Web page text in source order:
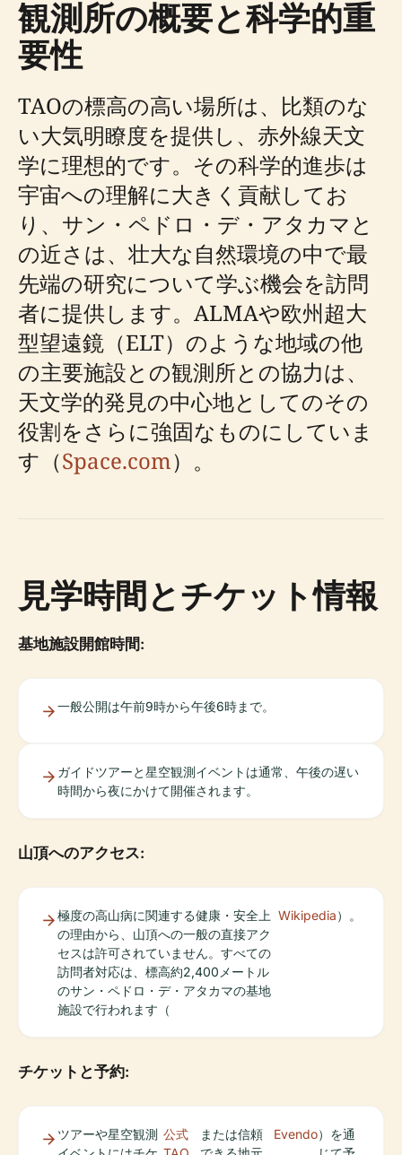
観測所の概要と科学的重
要性
TAOの標高の高い場所は、比類のな
い大気明瞭度を提供し、赤外線天文
学に理想的です。その科学的進歩は
宇宙への理解に大きく貢献してお
り、サン・ペドロ・デ・アタカマと
の近さは、壮大な自然環境の中で最
先端の研究について学ぶ機会を訪問
者に提供します。ALMAや欧州超大
型望遠鏡（ELT）のような地域の他
の主要施設との観測所との協力は、
天文学的発見の中心地としてのその
役割をさらに強固なものにしていま
す（Space.com）。
見学時間とチケット情報
基地施設開館時間:
一般公開は午前9時から午後6時まで。
ガイドツアーと星空観測イベントは通常、午後の遅い
時間から夜にかけて開催されます。
山頂へのアクセス:
極度の高山病に関連する健康・安全上
の理由から、山頂への一般の直接アク
セスは許可されていません。すべての
訪問者対応は、標高約2,400メートル
のサン・ペドロ・デ・アタカマの基地
施設で行われます（
Wikipedia）。
チケットと予約:
ツアーや星空観測 公式
または信頼
Evendo）を通